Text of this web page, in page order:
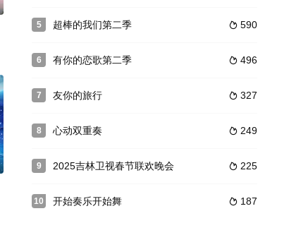
对谈。节目围绕成长、关系、
破传统晚会叙事模式，创新以“古今时代切片”为沉浸式舞
主题，聚焦真诚直白的新式恋爱，告别无效拉扯，走进心动小屋，见证单
比拼后选拔9位少年锁定首发
人，与湖南、江苏、川渝、广东的特邀艺人掌勺官一起，品鉴家乡
5  590
超棒的我们第二季
6  496
有你的恋歌第二季
7  327
友你的旅行
8  249
心动双重奏
9  225
2025吉林卫视春节联欢晚会
10  187
开始奏乐开始舞